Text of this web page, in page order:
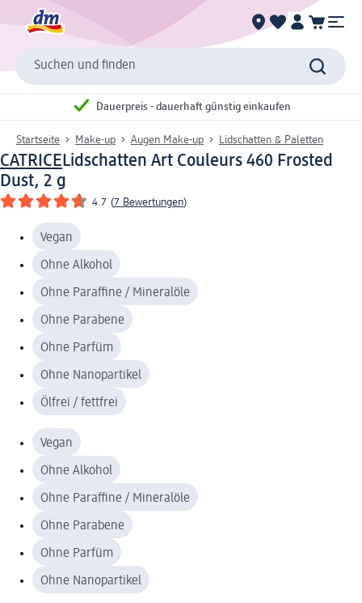
Suchen und finden
Dauerpreis - dauerhaft günstig einkaufen
Startseite Make-up Augen Make-up Lidschatten & Paletten
CATRICELidschatten Art Couleurs 460 Frosted
Dust, 2 g
4.7 (7 Bewertungen)
Vegan
Ohne Alkohol
Ohne Paraffine / Mineralöle
Ohne Parabene
Ohne Parfüm
Ohne Nanopartikel
Ölfrei / fettfrei
Vegan
Ohne Alkohol
Ohne Paraffine / Mineralöle
Ohne Parabene
Ohne Parfüm
Ohne Nanopartikel